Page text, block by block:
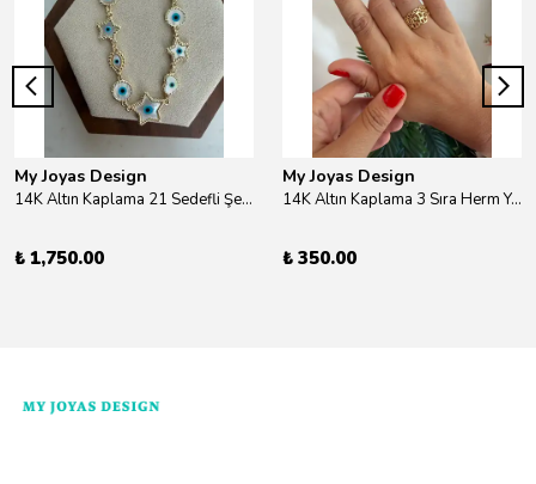
My Joyas Design
14K Altın Kaplama 21 Sedefli Şekiller Kolye 46cm
₺ 1,750.00
My Joyas Design
14K Altın Kaplama 3 Sıra Herm Yüzük Gold
₺ 350.00